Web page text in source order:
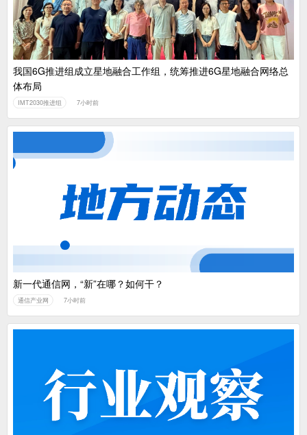
我国6G推进组成立星地融合工作组，统筹推进6G星地融合网络总
体布局
IMT2030推进组 7小时前
新一代通信网，“新”在哪？如何干？
通信产业网 7小时前